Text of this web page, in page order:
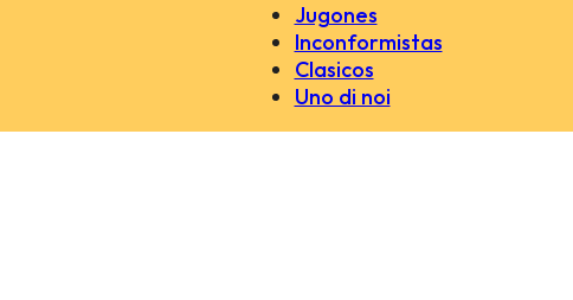
Jugones
Inconformistas
Clasicos
Uno di noi